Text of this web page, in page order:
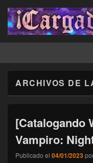
¡Cargad!
ARCHIVOS DE
[Catalogando
Vampiro:
Publicado el 04/01/2023